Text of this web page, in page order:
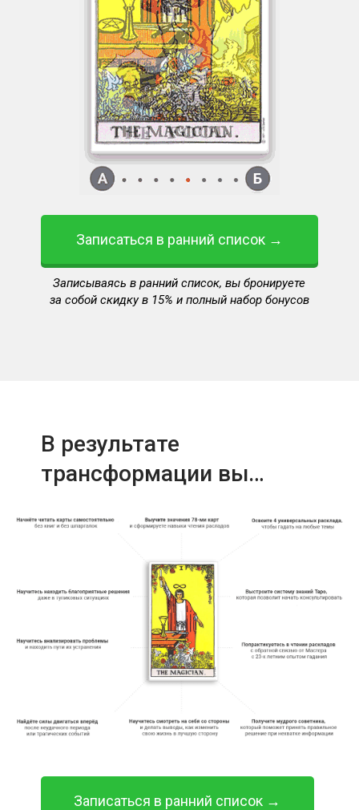
Записаться в ранний список →
Записываясь в ранний список, вы бронируете
за собой скидку в 15% и полный набор бонусов
В результате
трансформации вы…
Записаться в ранний список →